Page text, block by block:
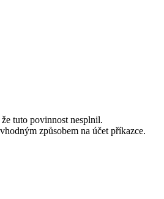
tuto povinnost nesplnil.
způsobem na účet příkazce.